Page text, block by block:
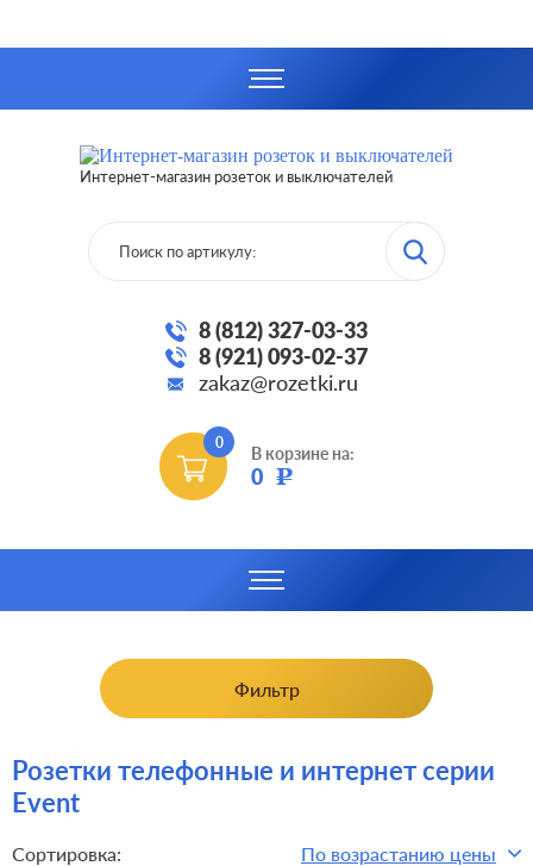
Интернет-магазин розеток и выключателей
8 (812) 327-03-33
8 (921) 093-02-37
zakaz@rozetki.ru
0
В корзине на:
0 Р
Фильтр
Розетки телефонные и интернет серии
Event
Сортировка: По возрастанию цены